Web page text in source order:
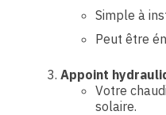
Simple à
Peut être
Appoint
Votre
solaire.